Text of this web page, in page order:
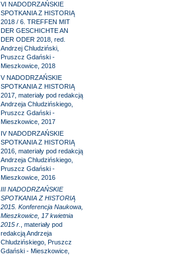
VI NADODRZAŃSKIE
SPOTKANIA Z HISTORIĄ
2018 / 6. TREFFEN MIT
DER GESCHICHTE AN
DER ODER 2018, red.
Andrzej Chludziński,
Pruszcz Gdański -
Mieszkowice, 2018
V NADODRZAŃSKIE
SPOTKANIA Z HISTORIĄ
2017, materiały pod redakcją
Andrzeja Chludzińskiego,
Pruszcz Gdański -
Mieszkowice, 2017
IV NADODRZAŃSKIE
SPOTKANIA Z HISTORIĄ
2016, materiały pod redakcją
Andrzeja Chludzińskiego,
Pruszcz Gdański -
Mieszkowice, 2016
III NADODRZAŃSKIE
SPOTKANIA Z HISTORIĄ
2015. Konferencja Naukowa,
Mieszkowice, 17 kwietnia
2015 r.
, materiały pod
redakcją Andrzeja
Chludzińskiego, Pruszcz
Gdański - Mieszkowice,